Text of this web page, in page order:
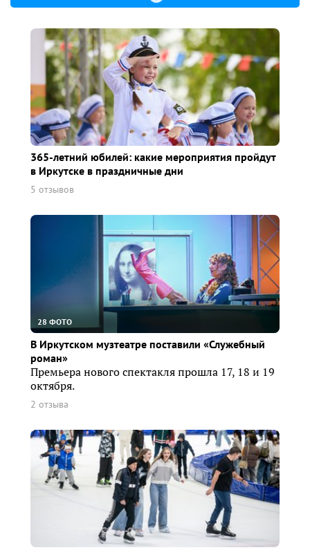
365-летний юбилей: какие мероприятия пройдут
в Иркутске в праздничные дни
5 отзывов
28 ФОТО
В Иркутском музтеатре поставили «Служебный
роман»
Премьера нового спектакля прошла 17, 18 и 19
октября.
2 отзыва